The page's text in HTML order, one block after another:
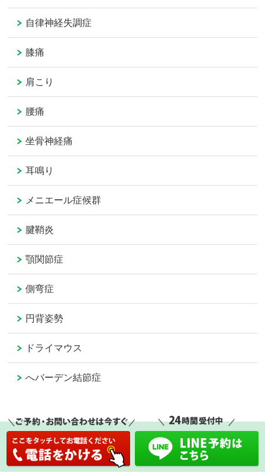
自律神経失調症
膝痛
肩こり
腰痛
坐骨神経痛
耳鳴り
メニエール症候群
腱鞘炎
顎関節症
側弯症
円背姿勢
ドライマウス
へバーデン結節症